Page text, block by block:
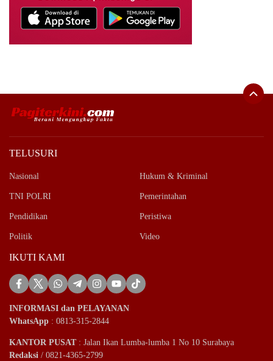
TELUSURI
Nasional Hukum & Kriminal
TNI POLRI Pemerintahan
Pendidikan Peristiwa
Politik Video
IKUTI KAMI
INFORMASI dan PELAYANAN
WhatsApp : 0813-315-2844
KANTOR PUSAT: Jalan Ikan Lumba-lumba 1 No 10 Surabaya
Redaksi / 0821-4365-2799